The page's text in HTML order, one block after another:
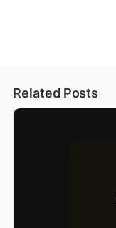
Related Posts